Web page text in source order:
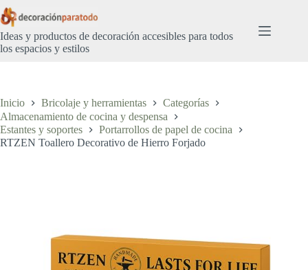
Saltar
al
contenido
Ideas y productos de decoración accesibles para todos
los espacios y estilos
Inicio Bricolaje y herramientas
Categorías
Almacenamiento de cocina y despensa
Estantes y soportes
Portarrollos de papel de cocina
RTZEN Toallero Decorativo de Hierro Forjado